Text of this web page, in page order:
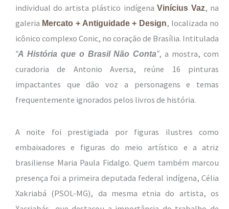
individual do artista plástico indígena Vinícius Vaz, na
galeria Mercato + Antiguidade + Design, localizada no
icônico complexo Conic, no coração de Brasília. Intitulada
“A História que o Brasil Não Conta”, a mostra, com
curadoria de Antonio Aversa, reúne 16 pinturas
impactantes que dão voz a personagens e temas
frequentemente ignorados pelos livros de história.
A noite foi prestigiada por figuras ilustres como
embaixadores e figuras do meio artístico e a atriz
brasiliense Maria Paula Fidalgo. Quem também marcou
presença foi a primeira deputada federal indígena, Célia
Xakriabá (PSOL-MG), da mesma etnia do artista, os